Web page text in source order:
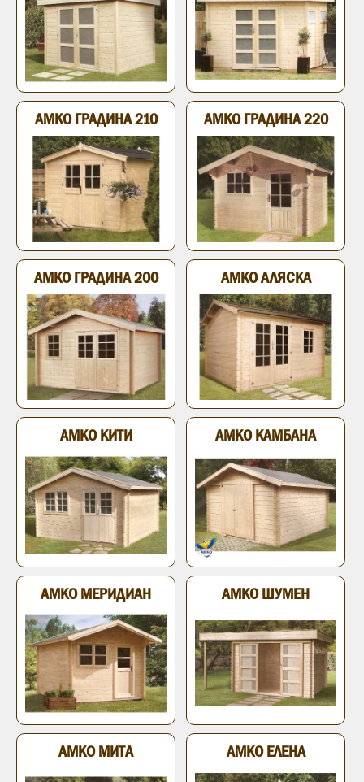
АМКО ГРАДИНА 210 АМКО ГРАДИНА 220
АМКО ГРАДИНА 200 АМКО АЛЯСКА
АМКО КИТИ АМКО КАМБАНА
АМКО МЕРИДИАН АМКО ШУМЕН
АМКО МИТА АМКО ЕЛЕНА